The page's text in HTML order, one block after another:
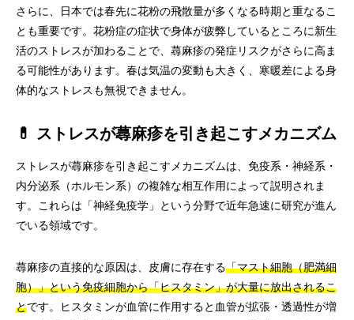
さらに、日本では春先に花粉の飛散量が多くなる時期と重なるこ
とも重要です。花粉症の症状で身体が疲弊しているところに新生
活のストレスが加わることで、蕁麻疹の発症リスクがさらに高ま
る可能性があります。春は気温の変動も大きく、寒暖差による身
体的なストレスも無視できません。
💊 ストレスが蕁麻疹を引き起こすメカニズム
ストレスが蕁麻疹を引き起こすメカニズムは、免疫系・神経系・
内分泌系（ホルモン系）の複雑な相互作用によって説明されま
す。これらは「神経免疫学」という分野で近年急速に研究が進ん
でいる領域です。
蕁麻疹の直接的な原因は、皮膚に存在する「マスト細胞（肥満細
胞）」という免疫細胞から「ヒスタミン」が大量に放出されるこ
とです。ヒスタミンが血管に作用すると血管が拡張・透過性が増